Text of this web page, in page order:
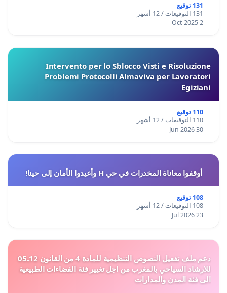
131 توقيع
131 التوقيعات / 12 أشهر
2 Oct 2025
Intervento per lo Sblocco Visti e Risoluzione
Problemi Protocolli Almaviva per Lavoratori
Egiziani
110 توقيع
110 التوقيعات / 12 أشهر
30 Jun 2026
أوقفوا معاناة المخدرات في حي H وأعيدوا الأمان إلى حينا!
108 توقيع
108 التوقيعات / 12 أشهر
23 Jul 2026
دعم ملف تفعيل النصوص التنظيمية للمادة 4 من القانون 12ـ05
للارشاد السياحي بالمغرب من اجل تغيير فئة الفضاءات الطبيعية
الى فئة المدن والمدارات